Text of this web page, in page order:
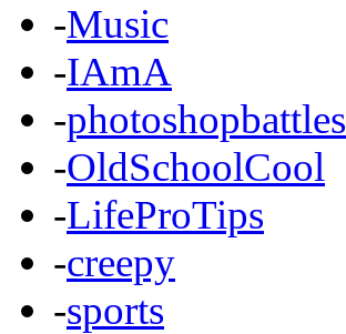
-Music
-IAmA
-photoshopbattles
-OldSchoolCool
-LifeProTips
-creepy
-sports